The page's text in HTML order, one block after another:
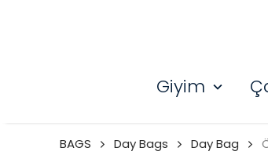
Giyim
BAGS Day Bags Day Bag